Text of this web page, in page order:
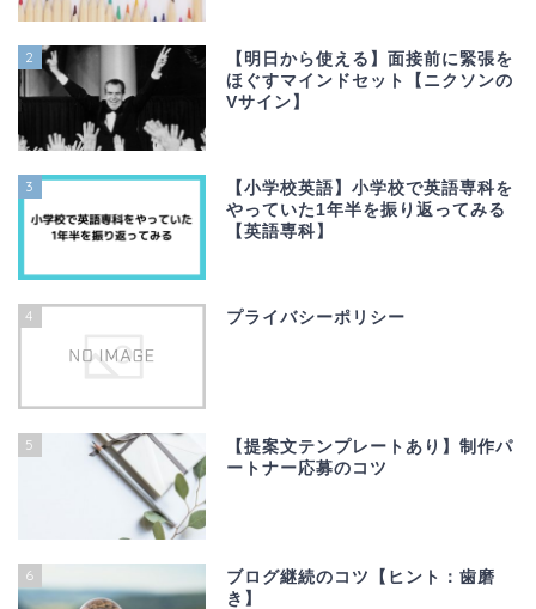
2
【明日から使える】面接前に緊張を
ほぐすマインドセット【ニクソンの
Vサイン】
3
【小学校英語】小学校で英語専科を
やっていた1年半を振り返ってみる
【英語専科】
4 プライバシーポリシー
5
【提案文テンプレートあり】制作パ
ートナー応募のコツ
6
ブログ継続のコツ【ヒント：歯磨
き】